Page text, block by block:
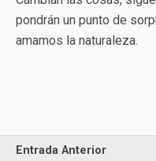
pondrán un punto de
amamos la naturaleza.
Entrada Anterior